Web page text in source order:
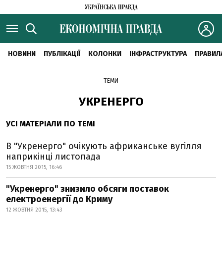
НОВИНИ ПУБЛІКАЦІЇ КОЛОНКИ ІНФРАСТРУКТУРА
ТЕМИ
УКРЕНЕРГО
УСІ МАТЕРІАЛИ ПО ТЕМІ
В "Укренерго" очікують африканське вугілля
наприкінці листопада
15 ЖОВТНЯ 2015, 16:46
"Укренерго" знизило обсяги поставок
електроенергії до Криму
12 ЖОВТНЯ 2015, 13:43